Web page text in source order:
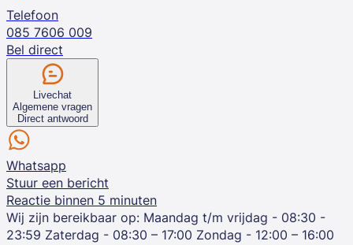
Telefoon
085 7606 009
Bel direct
Livechat
Algemene vragen
Direct antwoord
Whatsapp
Stuur een bericht
Reactie binnen 5 minuten
Wij zijn bereikbaar op: Maandag t/m vrijdag - 08:30 -
23:59 Zaterdag - 08:30 – 17:00 Zondag - 12:00 – 16:00